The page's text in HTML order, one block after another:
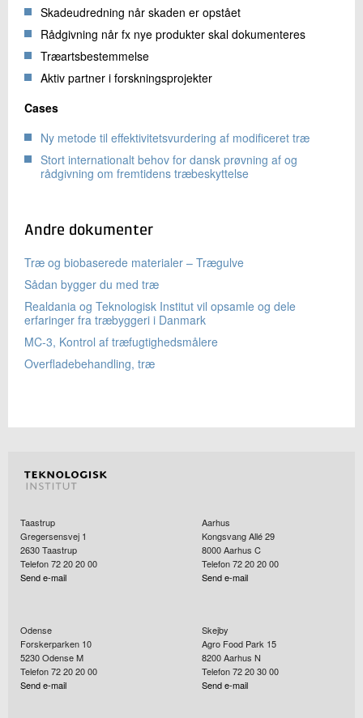
Skadeudredning når skaden er opstået
Rådgivning når fx nye produkter skal dokumenteres
Træartsbestemmelse
Aktiv partner i forskningsprojekter
Cases
Ny metode til effektivitetsvurdering af modificeret træ
Stort internationalt behov for dansk prøvning af og
rådgivning om fremtidens træbeskyttelse
Andre dokumenter
Træ og biobaserede materialer – Trægulve
Sådan bygger du med træ
Realdania og Teknologisk Institut vil opsamle og dele
erfaringer fra træbyggeri i Danmark
MC-3, Kontrol af træfugtighedsmålere
Overfladebehandling, træ
Taastrup
Gregersensvej 1
2630Taastrup
Telefon 72 20 20 00
Send e-mail
Aarhus
Kongsvang Allé 29
8000Aarhus C
Telefon 72 20 20 00
Send e-mail
Odense
Forskerparken 10
5230Odense M
Telefon 72 20 20 00
Send e-mail
Skejby
Agro Food Park 15
8200Aarhus N
Telefon 72 20 30 00
Send e-mail